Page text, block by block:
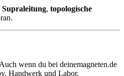
Supraleitung, topologische
wenn du bei deinemagneten.de
Handwerk und Labor.